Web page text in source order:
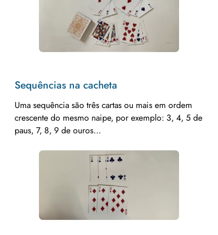
Sequências na cacheta
Uma sequência são três cartas ou mais em ordem
crescente do mesmo naipe, por exemplo: 3, 4, 5 de
paus, 7, 8, 9 de ouros…